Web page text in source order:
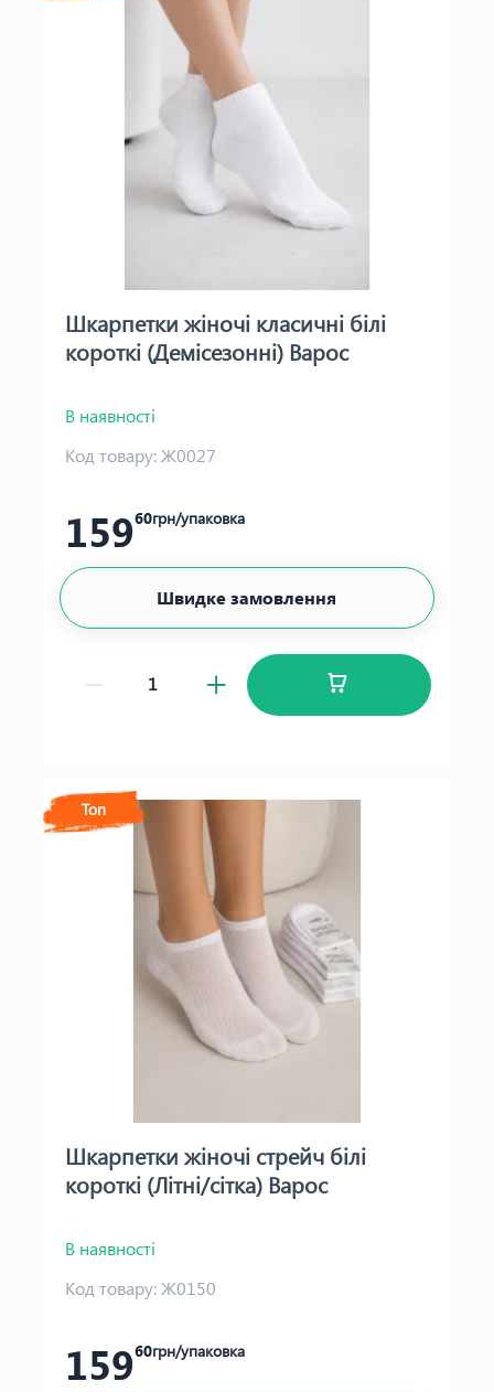
Шкарпетки жіночі класичні білі
короткі (Демісезонні) Варос
В наявності
Код товару:Ж0027
15960грн/упаковка
Швидке замовлення
Топ
Шкарпетки жіночі стрейч білі
короткі (Літні/сітка) Варос
В наявності
Код товару:Ж0150
15960грн/упаковка